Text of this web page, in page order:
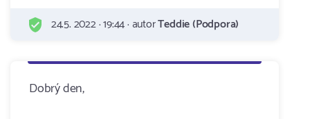
24.5. 2022 · 19:44 · autorTeddie (Podpora)
Dobrý den,